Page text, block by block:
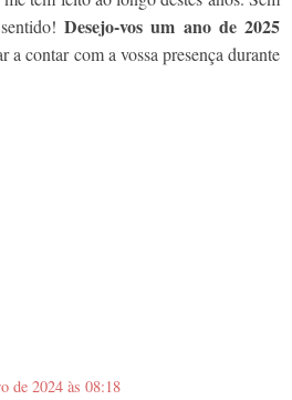
Desejo-vos um ano de 2025
a contar com a vossa presença durante
de 2024 às 08:18